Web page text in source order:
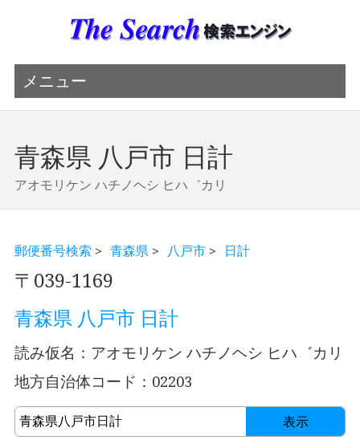
メニュー
青森県 八戸市 日計
アオモリケン ハチノヘシ ヒハ゛カリ
郵便番号検索 > 青森県 > 八戸市> 日計
〒039-1169
青森県 八戸市 日計
読み仮名：アオモリケン ハチノヘシ ヒハ゛カリ
地方自治体コード：02203
表示